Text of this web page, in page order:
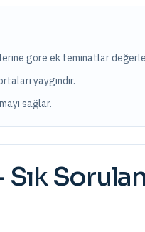
göre ek teminatlar
yaygındır.
sağlar.
Sık